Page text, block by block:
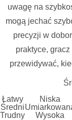
uwagę na
mogą jechać
precyzji w
praktyce,
przewidywać,
Łatwy
Niska
Średni
Trudny
Wysoka